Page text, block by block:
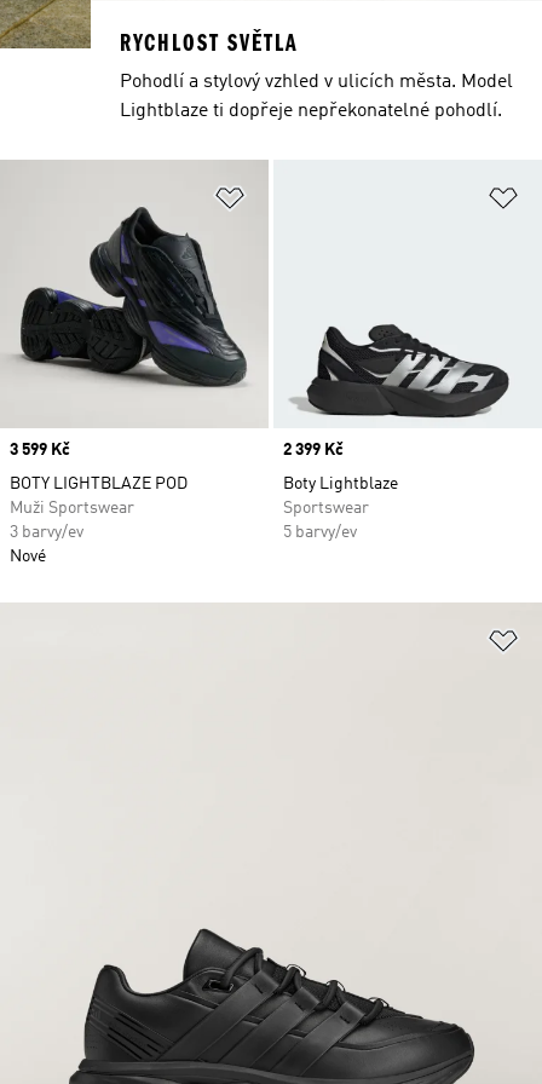
Price
3 599 Kč
BOTY LIGHTBLAZE POD
Muži Sportswear
3 barvy/ev
Nové
Price
2 399 Kč
Boty Lightblaze
Sportswear
5 barvy/ev
RYCHLOST SVĚTLA
Pohodlí a stylový vzhled v ulicích města. Model
Lightblaze ti dopřeje nepřekonatelné pohodlí.